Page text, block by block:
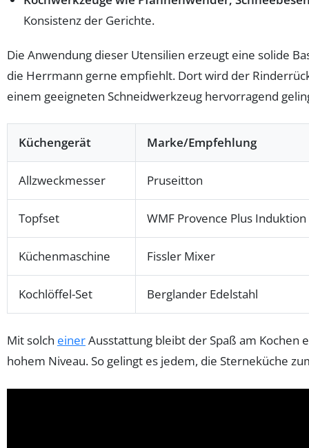
Konsistenz der Gerichte.
Die Anwendung dieser Utensilien erzeugt eine solide
die Herrmann gerne empfiehlt. Dort wird der
einem geeigneten Schneidwerkzeug hervorragend
Küchengerät Marke/Empfehlung
Allzweckmesser Pruseitton
Topfset WMF Provence Plus Induktion
Küchenmaschine Fissler Mixer
Kochlöffel-Set Berglander Edelstahl
Mit solch einerAusstattung bleibt der Spaß am Kochen
hohem Niveau. So gelingt es jedem, die Sterneküche